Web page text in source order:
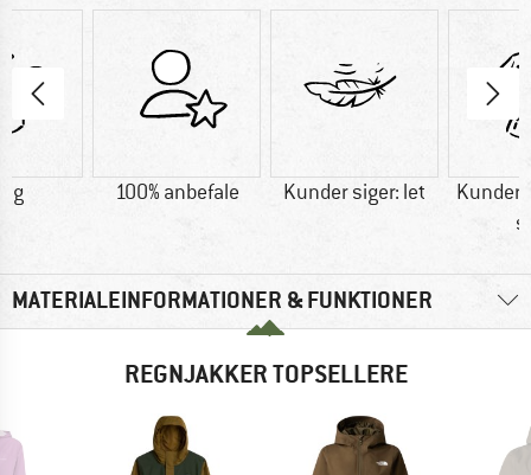
g 100% anbefale Kunder siger: let
Kunder
MATERIALEINFORMATIONER & FUNKTIONER
REGNJAKKER TOPSELLERE